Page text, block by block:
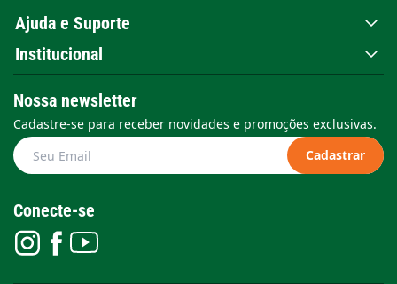
Ajuda e Suporte
Institucional
Nossa newsletter
Cadastre-se para receber novidades e promoções exclusivas.
Cadastrar
Conecte-se